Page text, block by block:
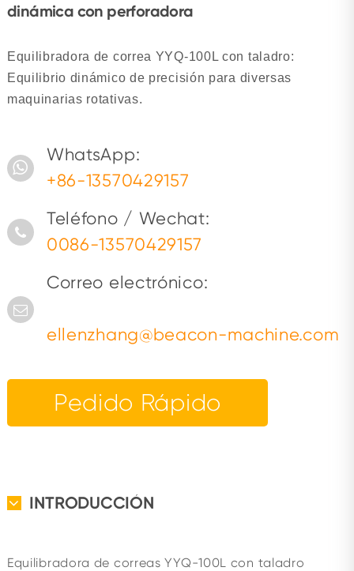
dinámica con perforadora
Equilibradora de correa YYQ-100L con taladro:
Equilibrio dinámico de precisión para diversas
maquinarias rotativas.
WhatsApp:
+86-13570429157
Teléfono / Wechat:
0086-13570429157
Correo electrónico:
ellenzhang@beacon-machine.com
Pedido Rápido
INTRODUCCIÓN
Equilibradora de correas YYQ-100L con taladro